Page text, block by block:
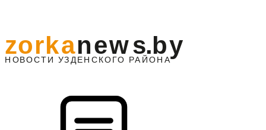
НО ВОСТИ УЗДЕНС КО ГО РАЙОНА
zorkanews.by